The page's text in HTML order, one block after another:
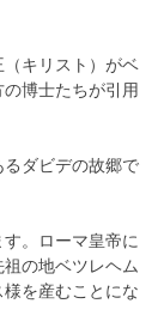
キリスト）がベ
博士たちが引用
ダビデの故郷で
。ローマ皇帝に
の地ベツレヘム
を産むことにな